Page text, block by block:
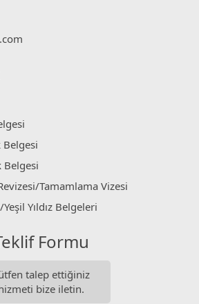
Belgesi
Belgesi
Tamamlama Vizesi
Yıldız Belgeleri
Formu
talep ettiğiniz
bize iletin.